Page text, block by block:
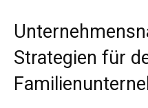
Strategien für